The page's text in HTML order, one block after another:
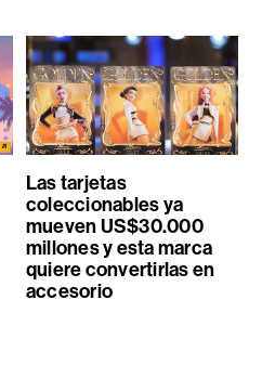
Las tarjetas
coleccionables ya
mueven US$30.000
millones y esta marca
quiere convertirlas en
accesorio